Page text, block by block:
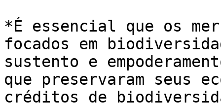
*É essencial que os
focados em
sustento e
que preservaram seus
créditos de